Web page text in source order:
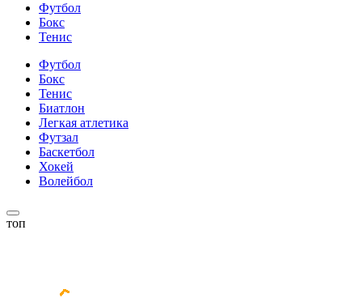
Футбол
Бокс
Тенис
Футбол
Бокс
Тенис
Биатлон
Легкая атлетика
Футзал
Баскетбол
Хокей
Волейбол
топ